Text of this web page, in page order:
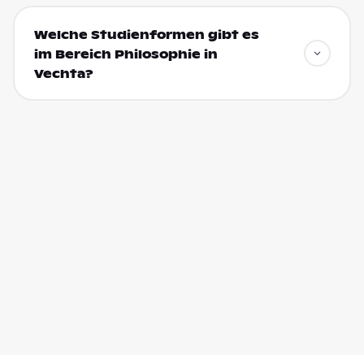
Welche Studienformen gibt es
im Bereich Philosophie in
Vechta?